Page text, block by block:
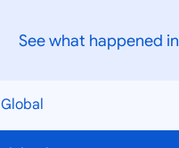
See what happened in
Global